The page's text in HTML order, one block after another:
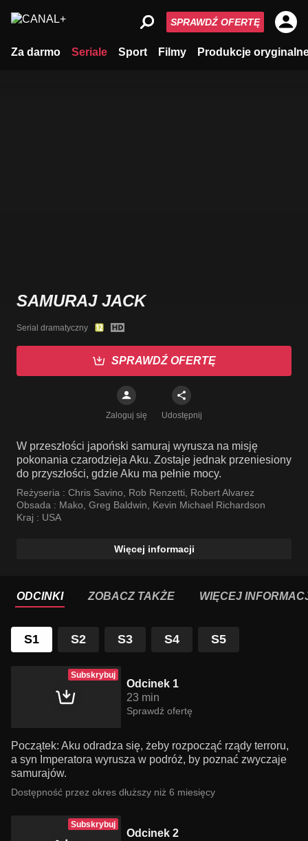
Za darmo Seriale Sport Filmy Produkcje
SPRAWDŹ OFERTĘ
SAMURAJ JACK
Serial dramatyczny
SPRAWDŹ OFERTĘ
Zaloguj się Udostępnij
W przeszłości japoński samuraj wyrusza na misję
pokonania czarodzieja Aku. Zostaje jednak przeniesiony
do przyszłości, gdzie Aku ma pełnie mocy.
Reżyseria : Chris Savino Rob Renzetti
Robert Alvarez
Obsada : Mako Greg Baldwin
Kevin Michael Richardson
Kraj : USA
Więcej informacji
ODCINKI ZOBACZ TAKŻE WIĘCEJ
S1 S2 S3 S4 S5
Subskrybuj
Odcinek 1
23 min
Sprawdź ofertę
Początek: Aku odradza się, żeby rozpocząć rządy terroru,
a syn Imperatora wyrusza w podróż, by poznać zwyczaje
samurajów.
Dostępność przez okres dłuższy niż 6 miesięcy
Subskrybuj
Odcinek 2